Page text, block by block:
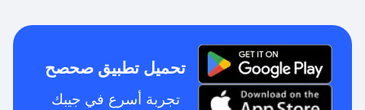
تحميل تطبيق صحصح
تجربة أسرع في جيبك